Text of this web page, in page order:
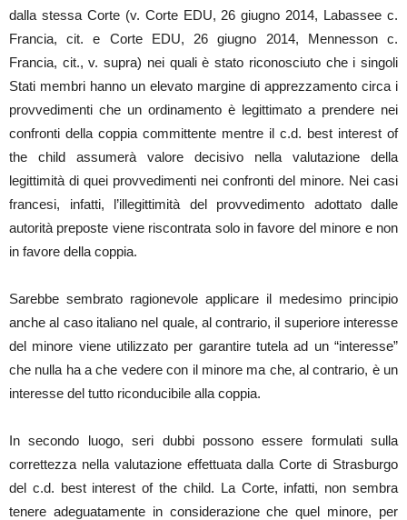
dalla stessa Corte (v. Corte EDU, 26 giugno 2014, Labassee c.
Francia, cit. e Corte EDU, 26 giugno 2014, Mennesson c.
Francia, cit., v. supra) nei quali è stato riconosciuto che i singoli
Stati membri hanno un elevato margine di apprezzamento circa i
provvedimenti che un ordinamento è legittimato a prendere nei
confronti della coppia committente mentre il c.d. best interest of
the child assumerà valore decisivo nella valutazione della
legittimità di quei provvedimenti nei confronti del minore. Nei casi
francesi, infatti, l’illegittimità del provvedimento adottato dalle
autorità preposte viene riscontrata solo in favore del minore e non
in favore della coppia.
Sarebbe sembrato ragionevole applicare il medesimo principio
anche al caso italiano nel quale, al contrario, il superiore interesse
del minore viene utilizzato per garantire tutela ad un “interesse”
che nulla ha a che vedere con il minore ma che, al contrario, è un
interesse del tutto riconducibile alla coppia.
In secondo luogo, seri dubbi possono essere formulati sulla
correttezza nella valutazione effettuata dalla Corte di Strasburgo
del c.d. best interest of the child. La Corte, infatti, non sembra
tenere adeguatamente in considerazione che quel minore, per